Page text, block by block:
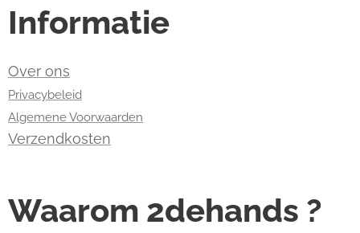
Informatie
Over ons
Privacybeleid
Algemene Voorwaarden
Verzendkosten
Waarom 2dehands ?